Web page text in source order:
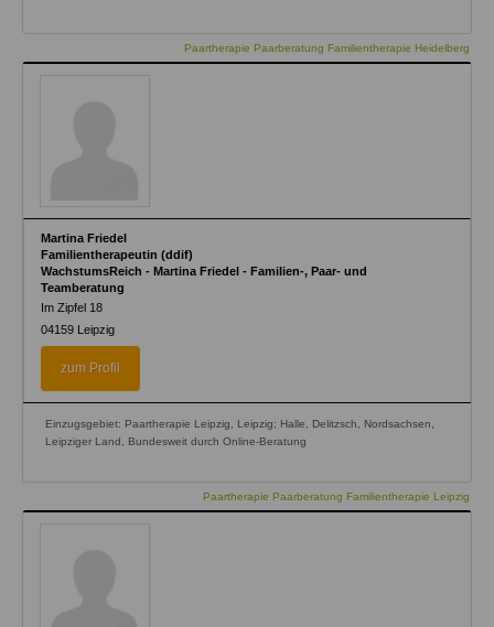
Paartherapie Paarberatung Familientherapie Heidelberg
Martina Friedel
Familientherapeutin (ddif)
WachstumsReich - Martina Friedel - Familien-, Paar- und
Teamberatung
Im Zipfel 18
04159 Leipzig
zum Profil
Einzugsgebiet: Paartherapie Leipzig, Leipzig; Halle, Delitzsch, Nordsachsen,
Leipziger Land, Bundesweit durch Online-Beratung
Paartherapie Paarberatung Familientherapie Leipzig